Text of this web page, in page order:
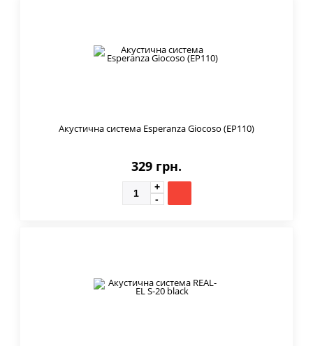
Акустична система Esperanza Giocoso (EP110)
329 грн.